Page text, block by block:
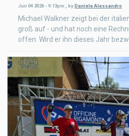
Jun 04 2026 - 9:13pm byDaniele Alessandro
Michael Walkner zeigt bei der
groß auf - und hat noch eine
offen. Wird er ihn dieses Jahr